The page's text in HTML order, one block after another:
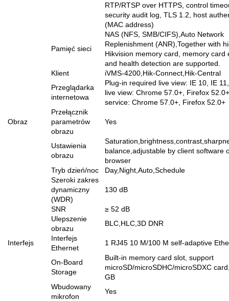
RTP/RTSP over HTTPS, control
security audit log, TLS 1.2, host
(MAC address)
Pamięć sieci
NAS (NFS, SMB/CIFS),Auto Network
Replenishment (ANR),Together with
Hikvision memory card, memory card
and health detection are supported.
Klient
iVMS-4200,Hik-Connect,Hik-Central
Przeglądarka
internetowa
Plug-in required live view: IE 10, IE
live view: Chrome 57.0+, Firefox
service: Chrome 57.0+, Firefox 52.0+
Obraz
Przełącznik
parametrów
obrazu
Yes
Ustawienia
obrazu
balance,adjustable by client software
browser
Tryb dzień/noc
Day,Night,Auto,Schedule
Szeroki zakres
dynamiczny
(WDR)
130 dB
SNR
≥ 52 dB
Ulepszenie
obrazu
BLC,HLC,3D DNR
Interfejs
Interfejs
Ethernet
1 RJ45 10 M/100 M self-adaptive
On-Board
Storage
Built-in memory card slot, support
microSD/microSDHC/microSDXC
GB
Wbudowany
mikrofon
Yes